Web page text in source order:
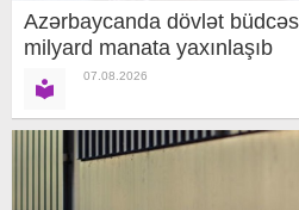
Azərbaycanda dövlət
milyard manata yaxınlaşıb
07.08.2026